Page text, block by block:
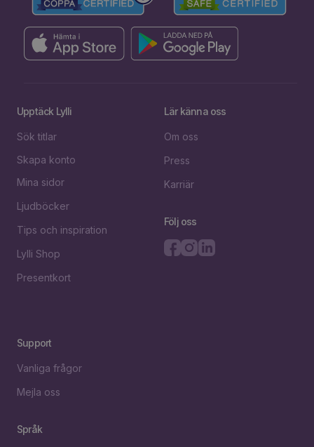
Upptäck Lylli
Sök titlar
Skapa konto
Mina sidor
Ljudböcker
Tips och inspiration
Lylli Shop
Presentkort
Lär känna oss
Om oss
Press
Karriär
Följ oss
Support
Vanliga frågor
Mejla oss
Språk